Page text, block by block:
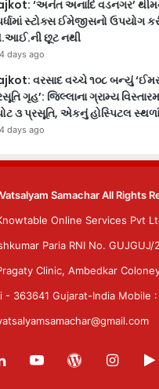
‘અનંત અનાદિ વડનગર’
સ્ટોક્સ ઈમેજીસનો ઉપયોગ
છૂટ નથી
4 days ago
વરસાદ વચ્ચે ૧૦૮ બન્યું
ગૃહ’: જિલ્લાના ગ્રામ્ય
૩ પ્રસૂતિ, એકનું હોસ્પિટલ
4 days ago
Vatsalyam Samachar All Rights
Online Services Pvt
Paria RNI No.
Clinic, Ambedkar
- 363641 Gujarat-India Mobile
LinkedInYouTubeWordPress